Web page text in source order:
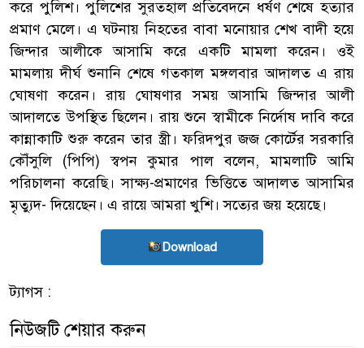
করে পুলিশ। পুলিশের সুরতহাল প্রতিবেদনে ধর্ষণ শেষে হত্যার
প্রমাণ মেলে। এ ঘটনায় নিহতের বাবা মনোয়ার শেখ বাদী হয়ে
জিন্দার আলীকে আসামি করে একটি মামলা করেন। ওই
মামলায় দীর্ঘ শুনানি শেষে গতকাল মঙ্গলবার আদালত এ রায়
ঘোষণা করেন। রায় ঘোষণার সময় আসামি জিন্দার আলী
আদালতে উপস্থিত ছিলেন। রায় শুনে স্বামীকে নির্দোষ দাবি করে
কান্নাকাটি শুরু করেন তার স্ত্রী। ফরিদপুর জজ কোর্টের সরকারি
কৌঁসুলি (পিপি) স্বপন কুমার পাল বলেন, মামলাটি আমি
পরিচালনা করেছি। সাক্ষ্য-প্রমাণের ভিত্তিতে আদালত আসামির
মৃত্যুদ- দিয়েছেন। এ রায়ে আমরা খুশি। সত্যের জয় হয়েছে।
Download
ট্যাগস :
নিউজটি শেয়ার করুন